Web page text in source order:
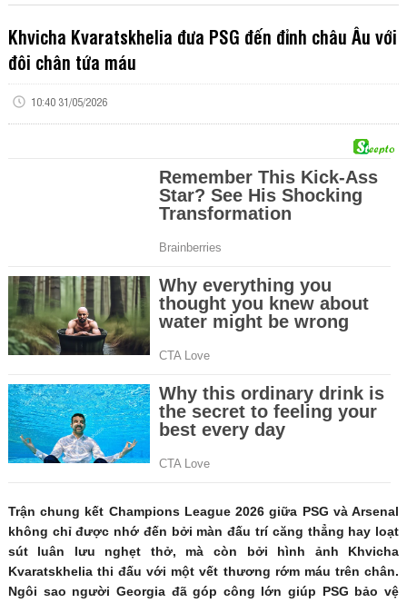
Khvicha Kvaratskhelia đưa PSG đến đỉnh châu Âu với
đôi chân tứa máu
10:40 31/05/2026
Trận chung kết Champions League 2026 giữa PSG và Arsenal
không chỉ được nhớ đến bởi màn đấu trí căng thẳng hay loạt
sút luân lưu nghẹt thở, mà còn bởi hình ảnh Khvicha
Kvaratskhelia thi đấu với một vết thương rớm máu trên chân.
Ngôi sao người Georgia đã góp công lớn giúp PSG bảo vệ